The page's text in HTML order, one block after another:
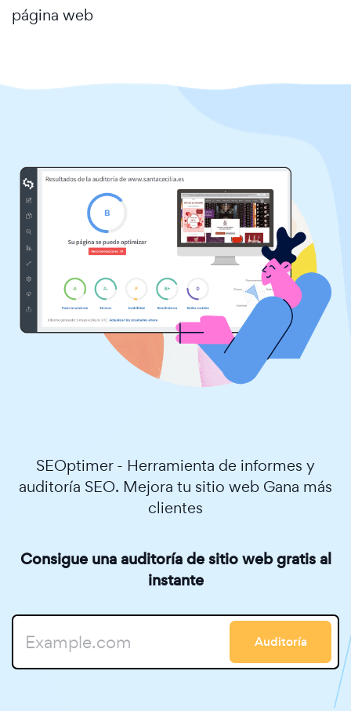
página web
SEOptimer - Herramienta de informes y
auditoría SEO. Mejora tu sitio web Gana más
clientes
Consigue una auditoría de sitio web gratis al
instante
Auditoría